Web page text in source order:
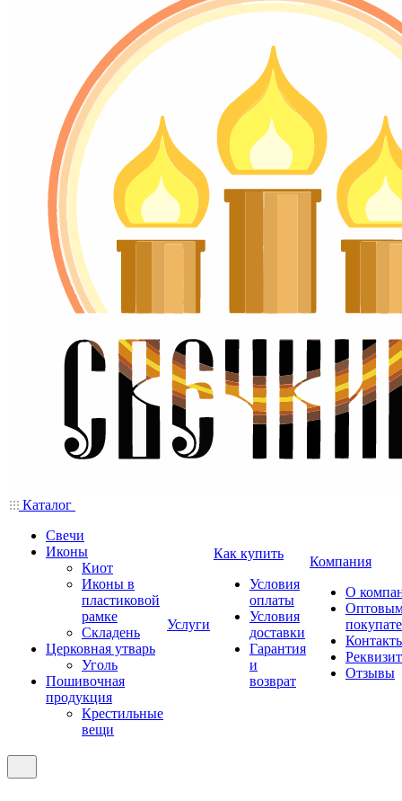
Каталог
Свечи
Иконы
Киот
Иконы в
пластиковой
рамке
Складень
Церковная утварь
Уголь
Пошивочная
продукция
Крестильные
вещи
Услуги
Как купить
Условия
оплаты
Условия
доставки
Гарантия
и
возврат
Компания
О
Отзывы